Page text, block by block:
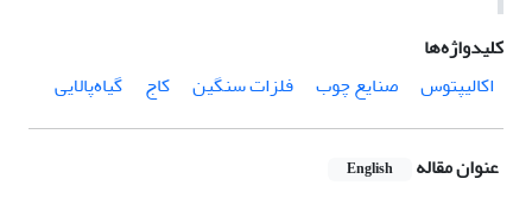
کلیدواژه‌ها
اکالیپتوس
صنایع چوب فلزات سنگین کاج گیاه‌پالایی
عنوان مقاله English